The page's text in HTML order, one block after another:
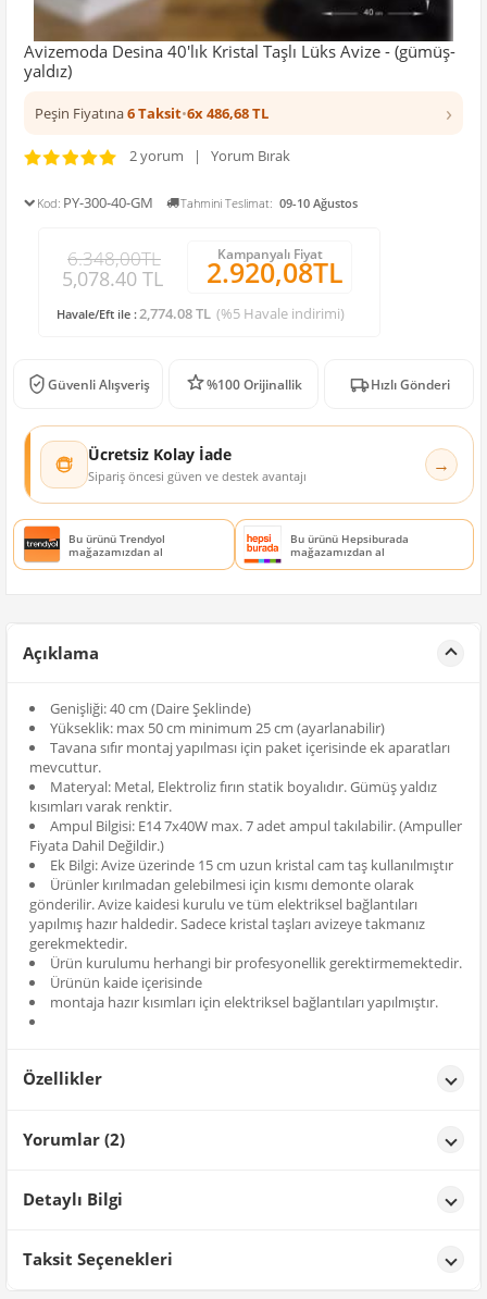
Avizemoda Desina 40'lık Kristal Taşlı Lüks Avize - (gümüş-
yaldız)
Peşin Fiyatına6 Taksit•6x 486,68 TL ›
2 yorum | Yorum Bırak
Kod: PY-300-40-GM Tahmini Teslimat: 09-10 Ağustos
6.348,00TL
5,078.40 TL
Kampanyalı Fiyat
2.920,08TL
Havale/Eft ile :2,774.08 TL (%5 Havale indirimi)
Güvenli Alışveriş %100 Orijinallik Hızlı Gönderi
Ücretsiz Kolay İade
Sipariş öncesi güven ve destek avantajı →
Bu ürünü Trendyol
mağazamızdan al
Bu ürünü Hepsiburada
mağazamızdan al
Açıklama
Genişliği: 40 cm (Daire Şeklinde)
Yükseklik: max 50 cm minimum 25 cm (ayarlanabilir)
Tavana sıfır montaj yapılması için paket içerisinde ek aparatları
mevcuttur.
Materyal: Metal, Elektroliz fırın statik boyalıdır. Gümüş yaldız
kısımları varak renktir.
Ampul Bilgisi: E14 7x40W max. 7 adet ampul takılabilir. (Ampuller
Fiyata Dahil Değildir.)
Ek Bilgi: Avize üzerinde 15 cm uzun kristal cam taş kullanılmıştır
Ürünler kırılmadan gelebilmesi için kısmı demonte olarak
gönderilir. Avize kaidesi kurulu ve tüm elektriksel bağlantıları
yapılmış hazır haldedir. Sadece kristal taşları avizeye takmanız
gerekmektedir.
Ürün kurulumu herhangi bir profesyonellik gerektirmemektedir.
Ürünün kaide içerisinde
montaja hazır kısımları için elektriksel bağlantıları yapılmıştır.
Özellikler
Yorumlar (2)
Detaylı Bilgi
Ürün Detayları;
Taksit Seçenekleri